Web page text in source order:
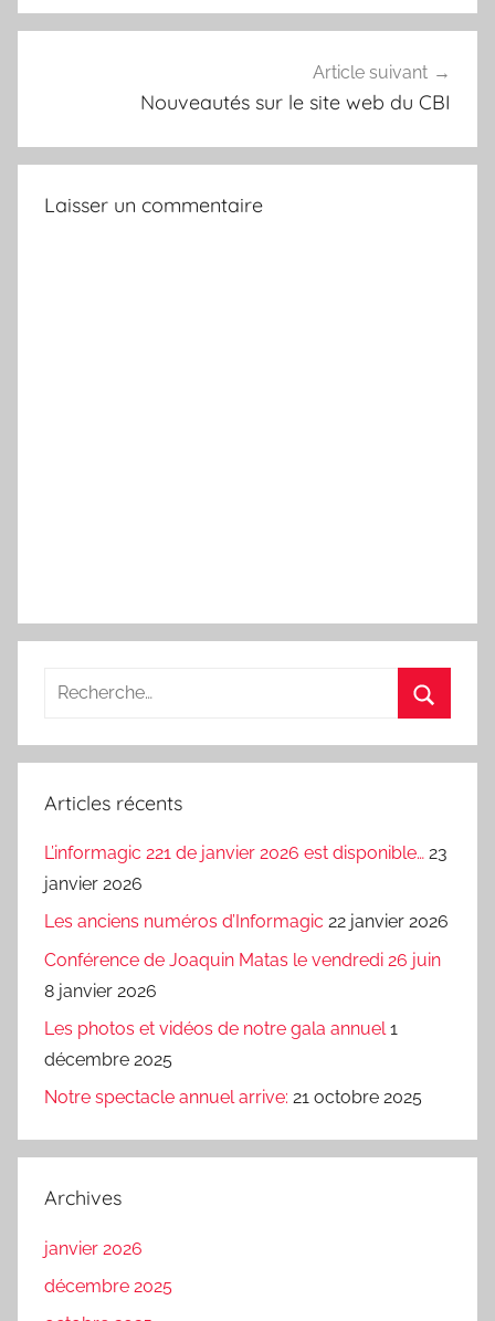
e
u
Article suivant
Nouveautés sur le site web du CBI
Laisser un commentaire
Recherche
:
Articles récents
L’informagic 221 de janvier 2026 est disponible… 23
janvier 2026
Les anciens numéros d’Informagic 22 janvier 2026
Conférence de Joaquin Matas le vendredi 26 juin
8 janvier 2026
Les photos et vidéos de notre gala annuel 1
décembre 2025
Notre spectacle annuel arrive: 21 octobre 2025
Archives
janvier 2026
décembre 2025